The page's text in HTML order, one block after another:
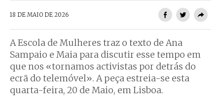
18 DE MAIO DE 2026
A Escola de Mulheres traz o texto de Ana
Sampaio e Maia para discutir esse tempo em
que nos «tornamos activistas por detrás do
ecrã do telemóvel». A peça estreia-se esta
quarta-feira, 20 de Maio, em Lisboa.